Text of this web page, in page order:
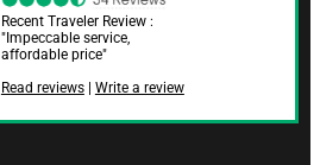
Recent Traveler Review :
"Impeccable service,
affordable price"
Read reviews| Write a review